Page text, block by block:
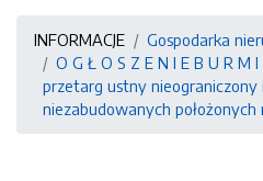
INFORMACJE
Gospodarka
O G Ł O S Z E N I E B U R M
przetarg ustny nieograniczony
niezabudowanych położonych